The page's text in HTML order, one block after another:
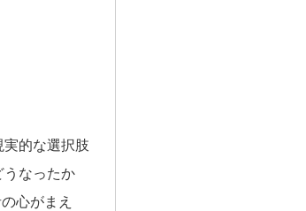
的な選択肢
うなったか
心がまえ